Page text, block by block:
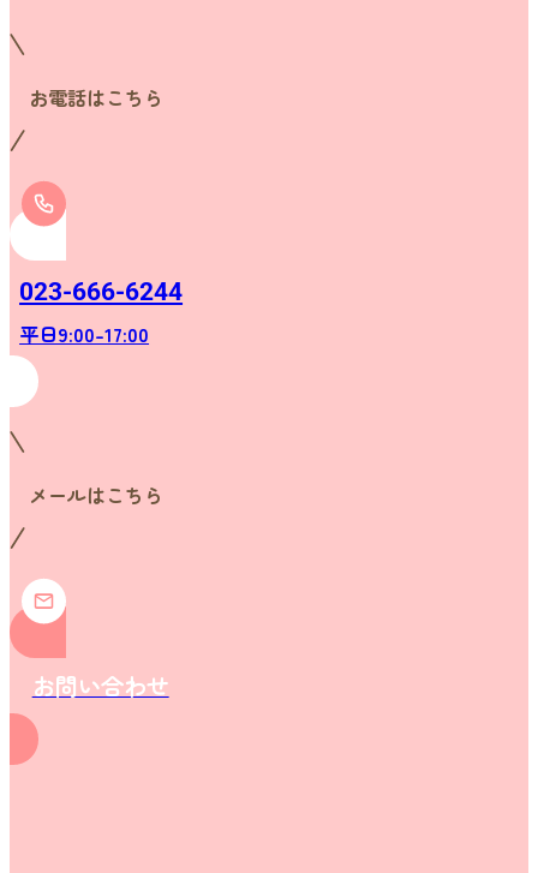
お電話はこちら
023-666-6244
平日9:00-17:00
メールはこちら
お問い合わせ